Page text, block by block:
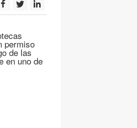
permiso
de las
en uno de